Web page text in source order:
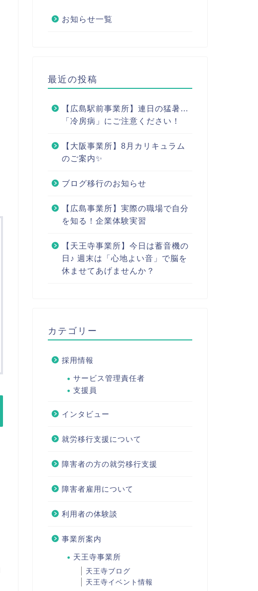
お知らせ一覧
最近の投稿
【広島駅前事業所】連日の猛暑…
「冷房病」にご注意ください！
【大阪事業所】8月カリキュラム
のご案内✨
ブログ移行のお知らせ
【広島事業所】実際の職場で自分
を知る！企業体験実習
【天王寺事業所】今日は蓄音機の
日♪ 週末は「心地よい音」で脳を
休ませてあげませんか？
カテゴリー
採用情報
サービス管理責任者
支援員
インタビュー
就労移行支援について
障害者の方の就労移行支援
障害者雇用について
利用者の体験談
事業所案内
天王寺事業所
天王寺ブログ
天王寺イベント情報